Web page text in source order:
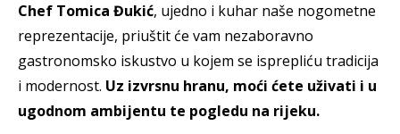
Chef Tomica Đukić, ujedno i kuhar naše nogometne
reprezentacije, priuštit će vam nezaboravno
gastronomsko iskustvo u kojem se isprepliću tradicija
i modernost. Uz izvrsnu hranu, moći ćete uživati i u
ugodnom ambijentu te pogledu na rijeku.